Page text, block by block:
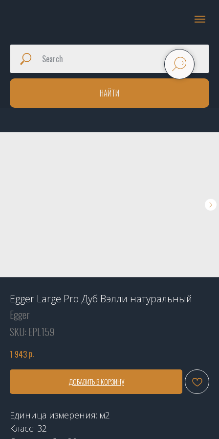
НАЙТИ
Egger Large Pro Дуб Вэлли натуральный
Egger
SKU: EPL159
1 943 р.
ДОБАВИТЬ В КОРЗИНУ
Единица измерения: м2
Класс: 32